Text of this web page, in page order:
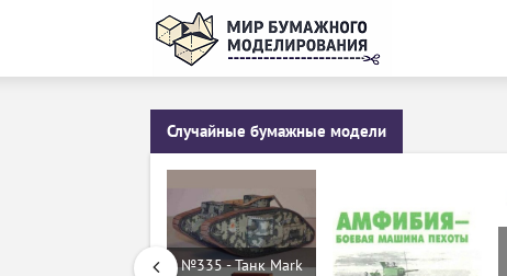
Случайные бумажные модели
№335 - Танк Mark